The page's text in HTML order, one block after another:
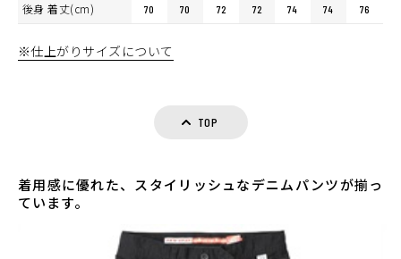
後身 着丈(cm) 70 70 72 72 74 74 76
※仕上がりサイズについて
TOP
着用感に優れた、スタイリッシュなデニムパンツが揃っ
ています。